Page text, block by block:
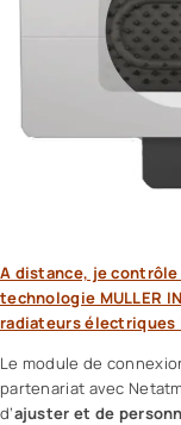
A distance, je contrôle
technologie MULLER
radiateurs électriques
Le module de
partenariat avec
d’ajuster et de